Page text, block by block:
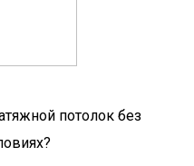
потолок без